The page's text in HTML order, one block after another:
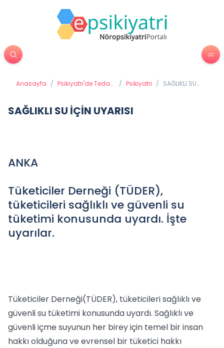
Anasayfa / Psikiyatri'de Tedavi
/ Psikiyatri / SAĞLIKLI SU
SAĞLIKLI SU İÇİN UYARISI
ANKA
Tüketiciler Derneği (TÜDER),
tüketicileri sağlıklı ve güvenli su
tüketimi konusunda uyardı. İşte
uyarılar.
Tüketiciler Derneği(TÜDER), tüketicileri sağlıklı ve
güvenli su tüketimi konusunda uyardı. Sağlıklı ve
güvenli içme suyunun her birey için temel bir insan
hakkı olduğuna ve evrensel bir tüketici hakkı